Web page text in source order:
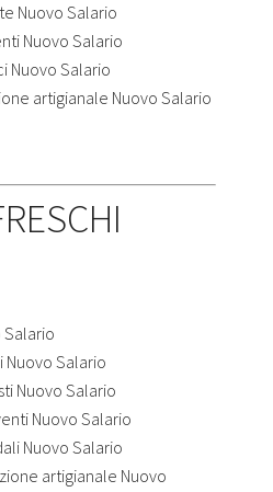
Nuovo Salario
Nuovo Salario
Nuovo Salario
artigianale Nuovo Salario
Salario
Nuovo Salario
Nuovo Salario
Nuovo Salario
Nuovo Salario
artigianale Nuovo